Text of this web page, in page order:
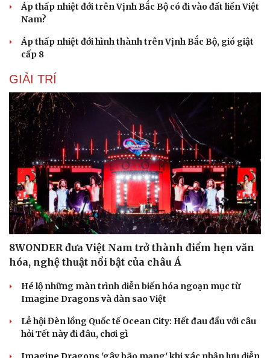
Áp thấp nhiệt đới trên Vịnh Bắc Bộ có đi vào đất liền Việt
Nam?
Áp thấp nhiệt đới hình thành trên Vịnh Bắc Bộ, gió giật
cấp 8
GIẢI TRÍ
8WONDER đưa Việt Nam trở thành điểm hẹn văn
hóa, nghệ thuật nổi bật của châu Á
Hé lộ những màn trình diễn biến hóa ngoạn mục từ
Imagine Dragons và dàn sao Việt
Lễ hội Đèn lồng Quốc tế Ocean City: Hết đau đầu với câu
hỏi Tết này đi đâu, chơi gì